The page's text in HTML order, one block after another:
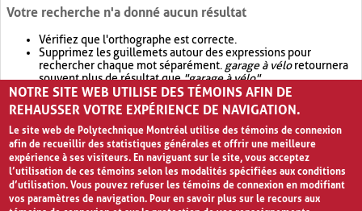
Votre recherche n'a donné aucun résultat
Vérifiez que l'orthographe est correcte.
Supprimez les guillemets autour des expressions pour
rechercher chaque mot séparément. garage à véloretournera
souvent plus de résultat que"garage à vélo".
Envisagez d'élargir votre recherche avec OR.garage OR vélo
retournera souvent plus de résultat quegarage à vélo
NOTRE SITE WEB UTILISE DES TÉMOINS AFIN DE
REHAUSSER VOTRE EXPÉRIENCE DE NAVIGATION.
Le site web de Polytechnique Montréal utilise des témoins de connexion
afin de recueillir des statistiques générales et offrir une meilleure
expérience à ses visiteurs. En naviguant sur le site, vous acceptez
l’utilisation de ces témoins selon les modalités spécifiées aux conditions
d’utilisation. Vous pouvez refuser les témoins de connexion en modifiant
vos paramètres de navigation. Pour en savoir plus sur le recours aux